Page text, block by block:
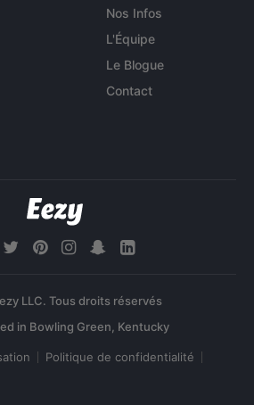
Nos Infos
L'Équipe
Le Blogue
Contact
LLC. Tous droits réservés
Politique de confidentialité